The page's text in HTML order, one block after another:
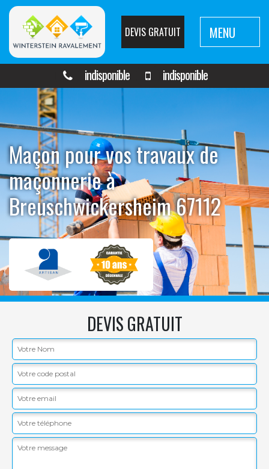
DEVIS GRATUIT MENU
indisponible indisponible
Maçon pour vos travaux de
maçonnerie à
Breuschwickersheim 67112
DEVIS GRATUIT